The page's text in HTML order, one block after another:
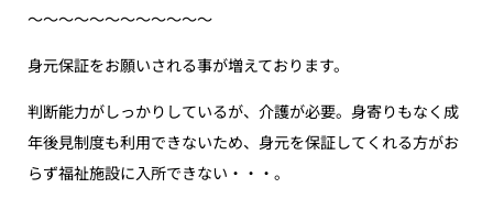
〜〜〜〜〜〜〜〜〜〜〜〜
身元保証をお願いされる事が増えております。
判断能力がしっかりしているが、介護が必要。身寄りもなく成
年後見制度も利用できないため、身元を保証してくれる方がお
らず福祉施設に入所できない・・・。